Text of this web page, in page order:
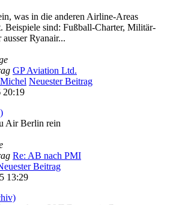
was in die anderen Airline-Areas
Beispiele sind: Fußball-Charter, Militär-
Ryanair...
GP Aviation Ltd.
Neuester Beitrag
20:19
Air Berlin rein
Re: AB nach PMI
Beitrag
13:29